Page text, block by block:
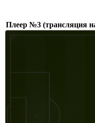
Плеер №3 (трансляция